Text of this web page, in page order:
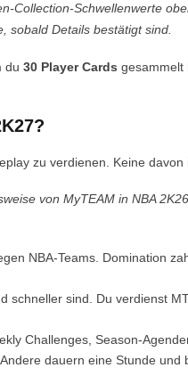
Collection-Schwellenwerte
sobald Details bestätigt sind.
du 30 Player Cards gesammelt
zu verdienen. Keine davon
von MyTEAM in NBA
NBA-Teams. Domination
schneller sind. Du verdienst
Challenges, Season-
dauern eine Stunde und